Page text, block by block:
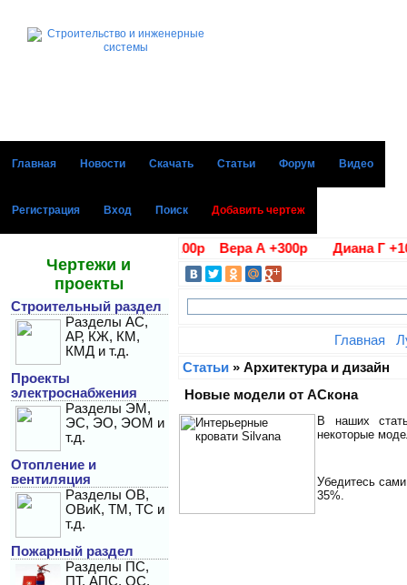
Главная Новости Скачать Статьи Форум Видео
Регистрация Вход Поиск Добавить чертеж
Чертежи и
проекты
Строительный раздел
Разделы АС,
АР, КЖ, КМ,
КМД и т.д.
Проекты
электроснабжения
Разделы ЭМ,
ЭС, ЭО, ЭОМ и
т.д.
Отопление и
вентиляция
Разделы ОВ,
ОВиК, ТМ, ТС и
т.д.
Пожарный раздел
Разделы ПС,
ПТ, АПС, ОС,
Алла В. +100р Вера А +300р Диана Г
Главная
Статьи » Архитектура и дизайн
Новые модели от АСкона
В наших
некоторые
Убедитесь
35%.